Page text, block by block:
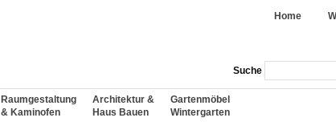
Home
Suche
Raumgestaltung
& Kaminofen
Architektur &
Haus Bauen
Gartenmöbel
Wintergarten